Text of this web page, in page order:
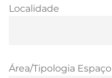
Localidade
Área/Tipologia Espaço